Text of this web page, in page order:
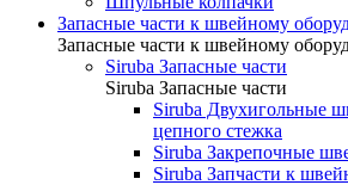
Запасные части к швейному
Запасные части к швейному
Siruba Запасные части
Siruba Запасные части
Siruba Двухигольные
цепного стежка
Siruba Закрепочные
Siruba Запчасти к